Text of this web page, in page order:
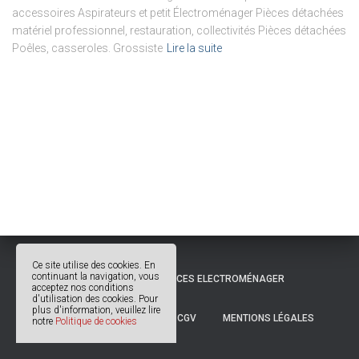
accessoires Aspirateurs et petit Électroménager Pièces détachées
matériel professionnel, restauration, collectivités Pièces détachées
Poêles, casseroles. Grossiste
Lire la suite
© 2018 OCCITANIE PIÈCES ELECTROMÉNAGER
POLITIQUE DE COOKIES CGV MENTIONS LÉGALES
Ce site utilise des cookies. En
continuant la navigation, vous
acceptez nos conditions
d'utilisation des cookies. Pour
plus d'information, veuillez lire
notre Politique de cookies